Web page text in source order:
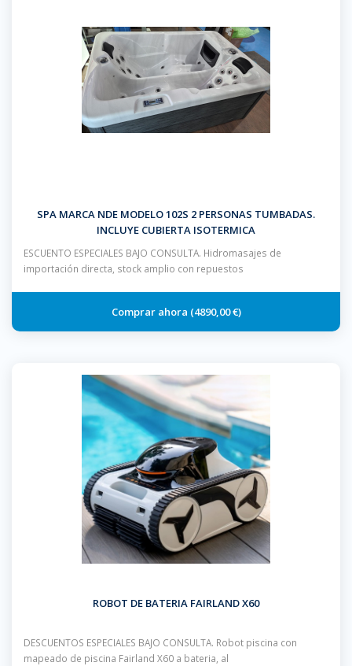
SPA MARCA NDE MODELO 102S 2 PERSONAS TUMBADAS.
INCLUYE CUBIERTA ISOTERMICA
ESCUENTO ESPECIALES BAJO CONSULTA. Hidromasajes de
importación directa, stock amplio con repuestos
4890,00 €
ROBOT DE BATERIA FAIRLAND X60
DESCUENTOS ESPECIALES BAJO CONSULTA. Robot piscina con
mapeado de piscina Fairland X60 a bateria, al